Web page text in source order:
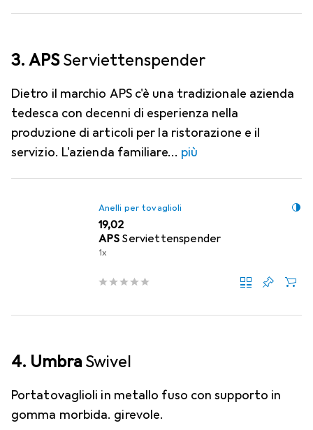
3. APSServiettenspender
Dietro il marchio APS c'è una tradizionale azienda
tedesca con decenni di esperienza nella
produzione di articoli per la ristorazione e il
servizio. L'azienda familiare
più
Anelli per tovaglioli
EUR
19,02
APS Serviettenspender
1x
4. Umbra Swivel
Portatovaglioli in metallo fuso con supporto in
gomma morbida. girevole.